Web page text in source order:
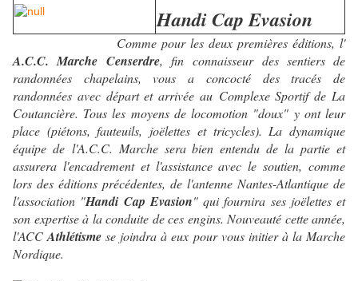
Handi Cap Evasion
Comme pour les deux premières éditions, l'
A.C.C. Marche Censerdre, fin connaisseur des sentiers de
randonnées chapelains, vous a concocté des tracés de
randonnées avec départ et arrivée au Complexe Sportif de La
Coutancière. Tous les moyens de locomotion "doux" y ont leur
place (piétons, fauteuils, joëlettes et tricycles). La dynamique
équipe de l'A.C.C. Marche sera bien entendu de la partie et
assurera l'encadrement et l'assistance avec le soutien, comme
lors des éditions précédentes, de l'antenne Nantes-Atlantique de
l'association "Handi Cap Evasion" qui fournira ses joëlettes et
son expertise à la conduite de ces engins. Nouveauté cette année,
l'ACCAthlétisme se joindra à eux pour vous initier à la Marche
Nordique.